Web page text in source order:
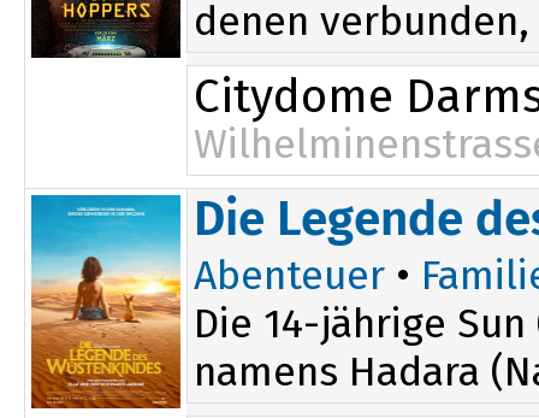
denen
Citydome
Die Legende
Abenteuer •
Die 14-jährige
namens Hadara